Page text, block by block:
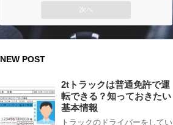
NEW POST
2tトラックは普通免許で運
転できる？知っておきたい
基本情報
トラックのドライバーをしてい